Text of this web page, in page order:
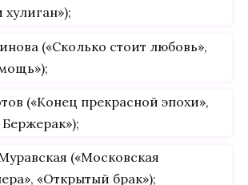
(«Сколько стоит любовь»,
(«Конец прекрасной эпохи»,
(«Московская
«Открытый брак»);